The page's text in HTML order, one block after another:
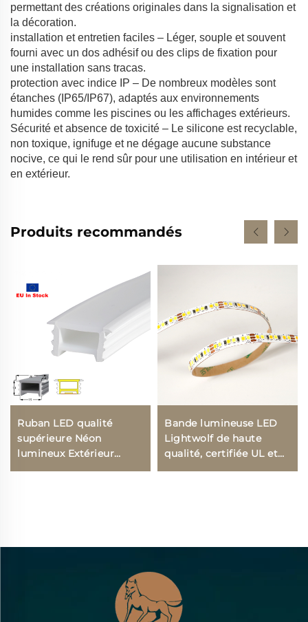
permettant des créations originales dans la signalisation et
la décoration.
installation et entretien faciles – Léger, souple et souvent
fourni avec un dos adhésif ou des clips de fixation pour
une installation sans tracas.
protection avec indice IP – De nombreux modèles sont
étanches (IP65/IP67), adaptés aux environnements
humides comme les piscines ou les affichages extérieurs.
Sécurité et absence de toxicité – Le silicone est recyclable,
non toxique, ignifuge et ne dégage aucune substance
nocive, ce qui le rend sûr pour une utilisation en intérieur et
en extérieur.
Produits recommandés
Ruban LED qualité
supérieure Néon
lumineux Extérieur
Bande lumineuse LED
Lightwolf de haute
qualité, certifiée UL et